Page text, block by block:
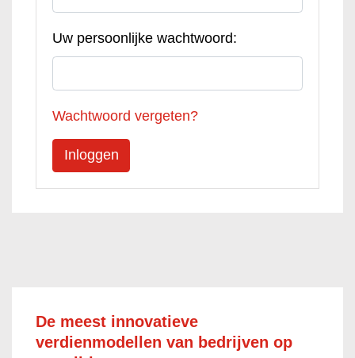
Uw persoonlijke wachtwoord:
Wachtwoord vergeten?
De meest innovatieve
verdienmodellen van bedrijven op